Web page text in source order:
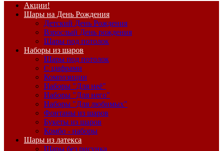
Акции!
Шары на День Рождения
Детский День Рождения
Взрослый День рождения
Шары под потолок
Наборы из шаров
Шары под потолок
С цифрами
Композиции
Наборы "Для неё"
Наборы "Для него"
Наборы "Для любимых"
Фонтаны из шаров
Букеты из шаров
Комбо - наборы
Шары из латекса
Шары без рисунка